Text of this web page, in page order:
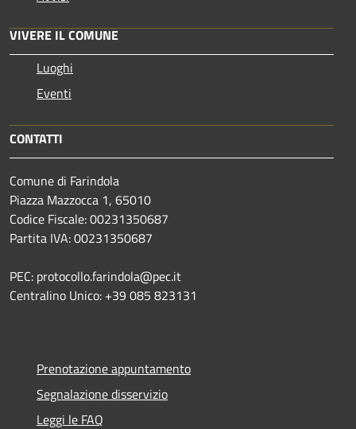
VIVERE IL COMUNE
Luoghi
Eventi
CONTATTI
Comune di Farindola
Piazza Mazzocca 1, 65010
Codice Fiscale: 00231350687
Partita IVA: 00231350687
PEC: protocollo.farindola@pec.it
Centralino Unico: +39 085 823131
Prenotazione appuntamento
Segnalazione disservizio
Leggi le FAQ